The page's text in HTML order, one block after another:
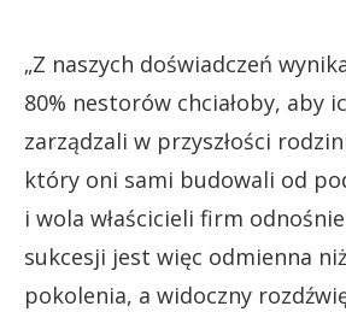
„Z naszych doświadczeń
80% nestorów chciałoby, aby
zarządzali w przyszłości
który oni sami budowali od
i wola właścicieli firm
sukcesji jest więc odmienna
pokolenia, a widoczny